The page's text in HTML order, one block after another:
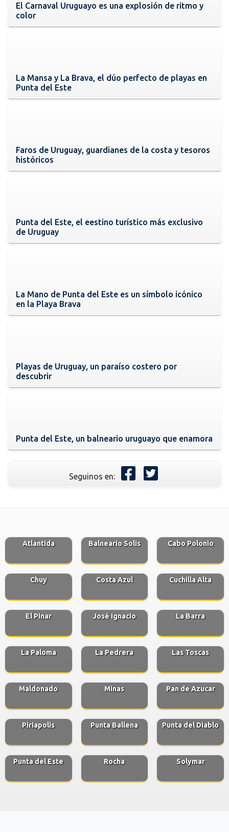
El Carnaval Uruguayo es una explosión de ritmo y
color
La Mansa y La Brava, el dúo perfecto de playas en
Punta del Este
Faros de Uruguay, guardianes de la costa y tesoros
históricos
Punta del Este, el eestino turístico más exclusivo
de Uruguay
La Mano de Punta del Este es un símbolo icónico
en la Playa Brava
Playas de Uruguay, un paraíso costero por
descubrir
Punta del Este, un balneario uruguayo que enamora
Seguinos en:
Atlantida Balneario Solis Cabo Polonio
Chuy Costa Azul Cuchilla Alta
El Pinar José Ignacio La Barra
La Paloma La Pedrera Las Toscas
Maldonado Minas Pan de Azucar
Piriapolis Punta Ballena Punta del Diablo
Punta del Este Rocha Solymar